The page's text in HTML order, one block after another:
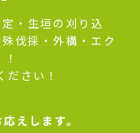
・生垣の刈り込
伐採・外構・エク
さい！
えします。